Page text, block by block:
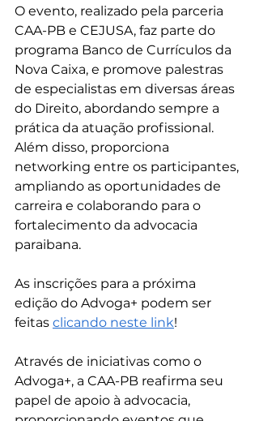
O evento, realizado pela parceria
CAA-PB e CEJUSA, faz parte do
programa Banco de Currículos da
Nova Caixa, e promove palestras
de especialistas em diversas áreas
do Direito, abordando sempre a
prática da atuação profissional.
Além disso, proporciona
networking entre os participantes,
ampliando as oportunidades de
carreira e colaborando para o
fortalecimento da advocacia
paraibana.
As inscrições para a próxima
edição do Advoga+ podem ser
feitas clicando neste link!
Através de iniciativas como o
Advoga+, a CAA-PB reafirma seu
papel de apoio à advocacia,